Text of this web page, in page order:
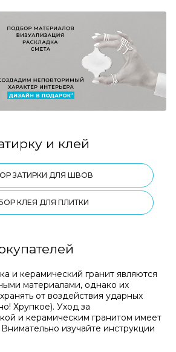
и клей
ЗАТИРКИ ДЛЯ ШВОВ
КЛЕЯ ДЛЯ ПЛИТКИ
и керамический гранит являются
материалами, однако их
от воздействия ударных
Хрупкое). Уход за
и керамическим гранитом имеет
изучайте инструкции